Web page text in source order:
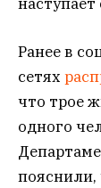
Ранее в
сетях
что трое
одного
пояснили,